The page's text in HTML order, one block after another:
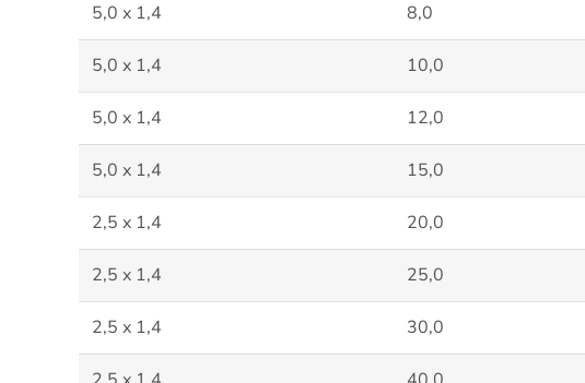
5,0 x 1,4 8,0
5,0 x 1,4 10,0
5,0 x 1,4 12,0
5,0 x 1,4 15,0
2,5 x 1,4 20,0
2,5 x 1,4 25,0
2,5 x 1,4 30,0